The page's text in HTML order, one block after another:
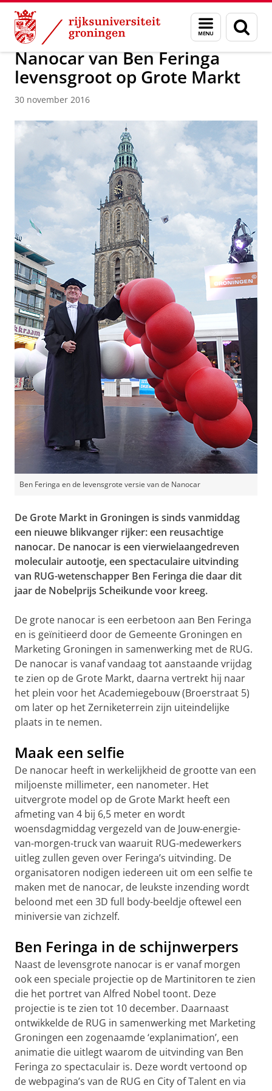
Skip
Content
Skip
Navigation
Menu
en
zoeken
Over ons Actueel Nieuws Nieuwsberichten
Nanocar van Ben Feringa
levensgroot op Grote Markt
30 november 2016
Ben Feringa en de levensgrote versie van de Nanocar
De Grote Markt in Groningen is sinds vanmiddag
een nieuwe blikvanger rijker: een reusachtige
nanocar. De nanocar is een vierwielaangedreven
moleculair autootje, een spectaculaire uitvinding
van RUG-wetenschapper Ben Feringa die daar dit
jaar de Nobelprijs Scheikunde voor kreeg.
De grote nanocar is een eerbetoon aan Ben Feringa
en is geïnitieerd door de Gemeente Groningen en
Marketing Groningen in samenwerking met de RUG.
De nanocar is vanaf vandaag tot aanstaande vrijdag
te zien op de Grote Markt, daarna vertrekt hij naar
het plein voor het Academiegebouw (Broerstraat 5)
om later op het Zerniketerrein zijn uiteindelijke
plaats in te nemen.
Maak een selfie
De nanocar heeft in werkelijkheid de grootte van een
miljoenste millimeter, een nanometer. Het
uitvergrote model op de Grote Markt heeft een
afmeting van 4 bij 6,5 meter en wordt
woensdagmiddag vergezeld van de Jouw-energie-
van-morgen-truck van waaruit RUG-medewerkers
uitleg zullen geven over Feringa’s uitvinding. De
organisatoren nodigen iedereen uit om een selfie te
maken met de nanocar, de leukste inzending wordt
beloond met een 3D full body-beeldje oftewel een
miniversie van zichzelf.
Ben Feringa in de schijnwerpers
Naast de levensgrote nanocar is er vanaf morgen
ook een speciale projectie op de Martinitoren te zien
die het portret van Alfred Nobel toont. Deze
projectie is te zien tot 10 december. Daarnaast
ontwikkelde de RUG in samenwerking met Marketing
Groningen een zogenaamde ‘explanimation’, een
animatie die uitlegt waarom de uitvinding van Ben
Feringa zo spectaculair is. Deze wordt vertoond op
de webpagina’s van de RUG en City of Talent en via